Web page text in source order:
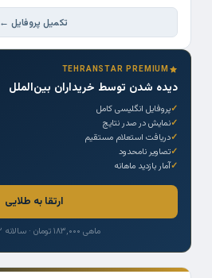
تکمیل پروفایل ←
TEHRANSTAR PREMIUM
دیده شدن توسط خریداران بین‌الملل
پروفایل انگلیسی کامل
نمایش در صدر نتایج
دریافت استعلام مستقیم
تصاویر نامحدود
آمار بازدید ماهانه
ارتقا به طلایی
ماهی ۱۸۳,۰۰۰ تومان · سالانه ۲.۲ میلیون